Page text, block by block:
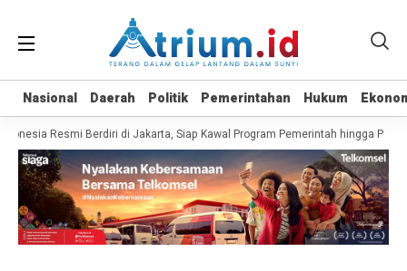
Nasional Daerah Politik Pemerintahan Hukum
Nasional Daerah Politik Pemerintahan Hukum
Resmi Berdiri di Jakarta, Siap Kawal Program Pemerintah hingga